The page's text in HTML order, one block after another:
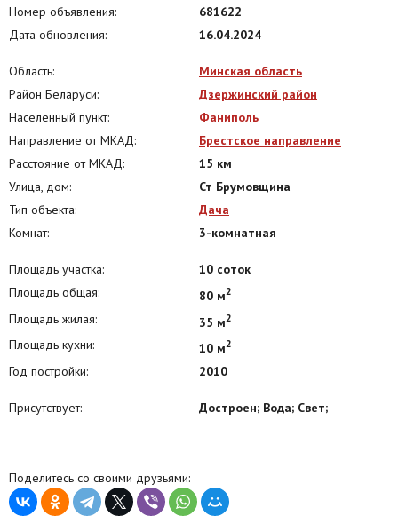
Номер объявления:
681622
Дата обновления:
16.04.2024
Область:
Минская область
Район Беларуси:
Дзержинский район
Населенный пункт:
Фаниполь
Направление от МКАД:
Брестское направление
Расстояние от МКАД:
15 км
Улица, дом:
Ст Брумовщина
Тип объекта:
Дача
Комнат:
3-комнатная
Площадь участка:
10 соток
Площадь общая:
80 м2
Площадь жилая: 35 м2
Площадь кухни: 10 м2
Год постройки: 2010
Присутствует: Достроен; Вода; Свет;
Поделитесь со своими друзьями: